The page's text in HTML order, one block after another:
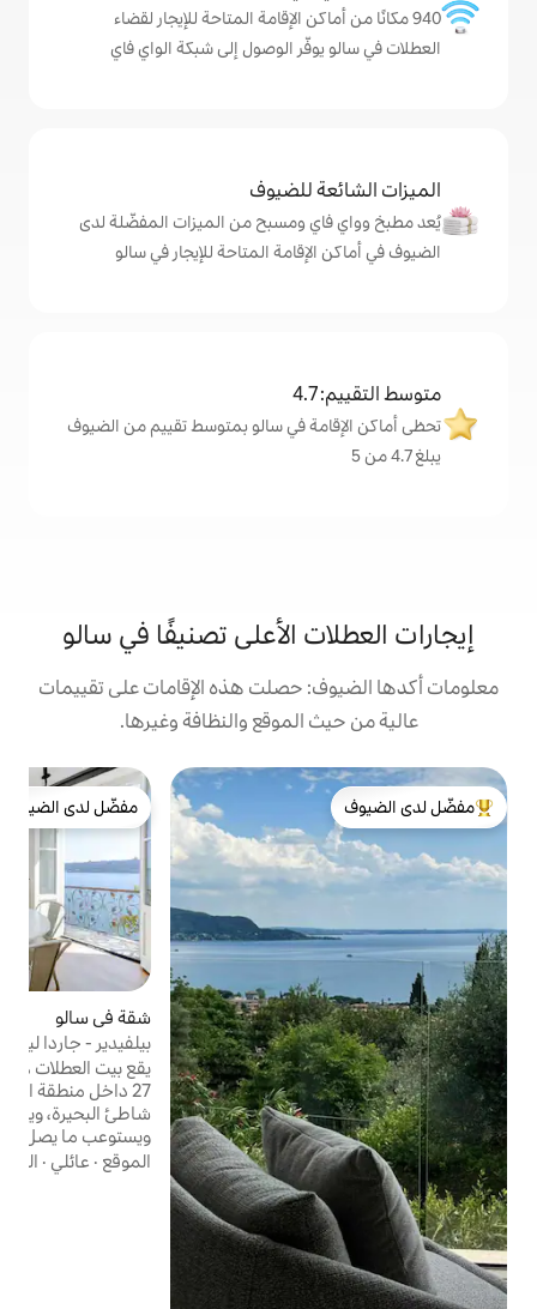
الإقامة المتاحة للإيجار لقضاء
الوصول إلى شبكة الواي فاي
ومسبح من الميزات المفضّلة لدى
المتاحة للإيجار في سالو
في سالو بمتوسط تقييم من الضيوف
الأعلى تصنيفًا في سالو
حصلت هذه الإقامات على تقييمات
الموقع والنظافة وغيرها.
الضيوف مفضّل لدى الضيوف
مفضّل لدى الضيوف
شقة في سالو متوسط التقييم 4.93 من 5، 113 مراجعات
4.93 (113)
بيلفيدير - جاردا ليجر
يقع بيت العطلات هذا في سالو في فيا بوتوريني
27 داخل منطقة التسوق الرئيسية ومباشرة على
شاطئ البحيرة، ويحتوي على غرفتي نوم
ويستوعب ما يصل إلى 6 أشخاص. تقع الشقة في
قلب المدينة القديمة ومنطقة المشاة المليئة
بالمطاعم والبارات ومحلات السوبر ماركت. يقع
الشاطئ على بعد 300 متر فقط. في بضع دقائق،
من الممكن الوصول إلى مصانع إنتاج النبيذ
والزيت، وتأجير القوارب، وملاعب الجولف،
وجاردالاند، والمياه الحرارية الرومانية في
سيرميوني، ومدن مثل فيرونا والبندقية.
الموقع·عائلي·الديكور